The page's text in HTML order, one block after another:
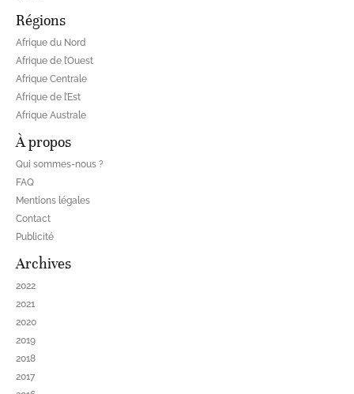
Régions
Afrique du Nord
Afrique de l’Ouest
Afrique Centrale
Afrique de l’Est
Afrique Australe
À propos
Qui sommes-nous ?
FAQ
Mentions légales
Contact
Publicité
Archives
2022
2021
2020
2019
2018
2017